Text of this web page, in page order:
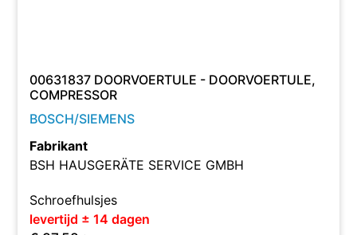
00631837 DOORVOERTULE - DOORVOERTULE,
COMPRESSOR
BOSCH/SIEMENS
Fabrikant
BSH HAUSGERÄTE SERVICE GMBH
Schroefhulsjes
levertijd ± 14 dagen